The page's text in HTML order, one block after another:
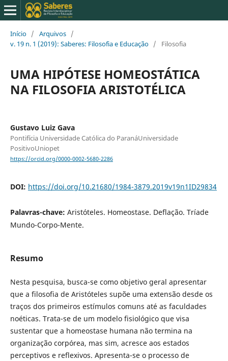
Início / Arquivos /
v. 19 n. 1 (2019): Saberes: Filosofia e Educação / Filosofia
UMA HIPÓTESE HOMEOSTÁTICA
NA FILOSOFIA ARISTOTÉLICA
Gustavo Luiz Gava
Pontifícia Universidade Católica do ParanáUniversidade
PositivoUniopet
https://orcid.org/0000-0002-5680-2286
DOI: https://doi.org/10.21680/1984-3879.2019v19n1ID29834
Palavras-chave: Aristóteles. Homeostase. Deflação. Tríade
Mundo-Corpo-Mente.
Resumo
Nesta pesquisa, busca-se como objetivo geral apresentar
que a filosofia de Aristóteles supõe uma extensão desde os
traços dos primeiros estímulos comuns até as faculdades
noéticas. Trata-se de um modelo fisiológico que visa
sustentar que a homeostase humana não termina na
organização corpórea, mas sim, acresce aos estados
perceptivos e reflexivos. Apresenta-se o processo de